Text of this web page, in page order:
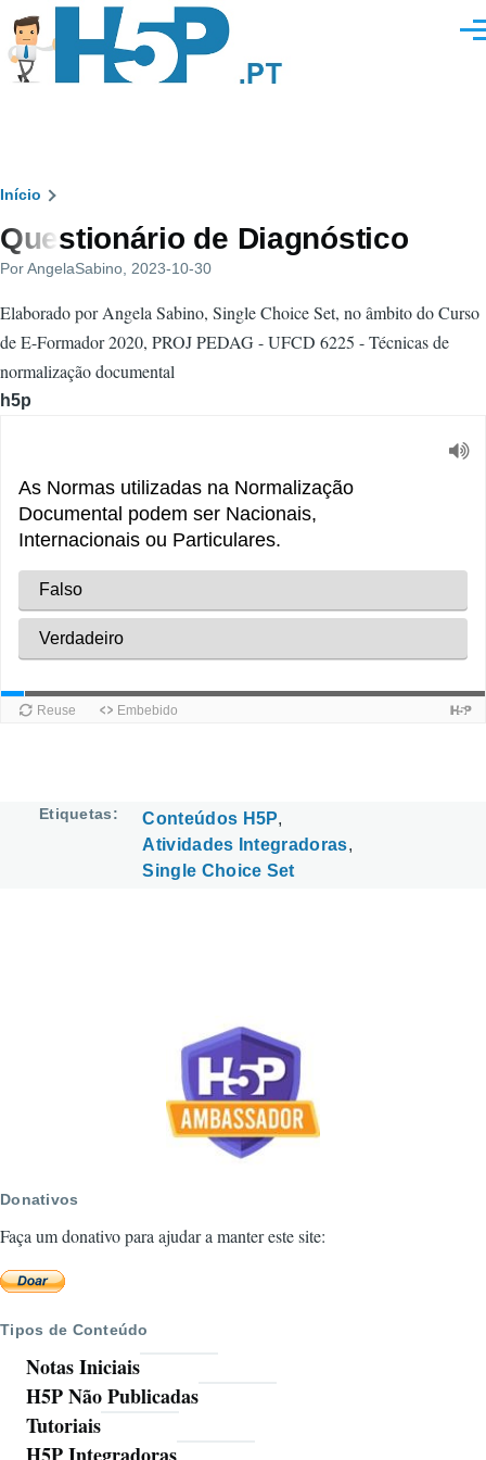
Passar para o conteúdo principal
Navegação
estrutural
Início
Questionário de Diagnóstico
PorAngelaSabino , 2023-10-30
Elaborado por Angela Sabino, Single Choice Set, no âmbito do Curso
de E-Formador 2020, PROJ PEDAG - UFCD 6225 - Técnicas de
normalização documental
h5p
Etiquetas
Conteúdos H5P
Atividades Integradoras
Single Choice Set
Donativos
Faça um donativo para ajudar a manter este site:
Tipos de Conteúdo
Notas Iniciais
H5P Não Publicadas
Tutoriais